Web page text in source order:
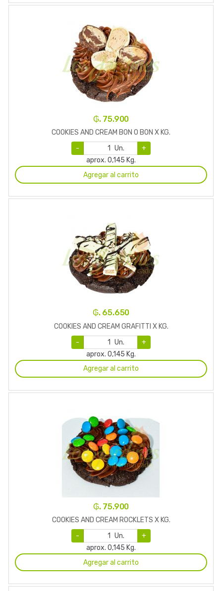
₲. 75.900
COOKIES AND CREAM BON O BON X KG.
-
Un.
+
aprox. 0,145 Kg.
Agregar al carrito
₲. 65.650
COOKIES AND CREAM GRAFITTI X KG.
-
Un.
+
aprox. 0,145 Kg.
Agregar al carrito
₲. 75.900
COOKIES AND CREAM ROCKLETS X KG.
-
Un.
+
aprox. 0,145 Kg.
Agregar al carrito